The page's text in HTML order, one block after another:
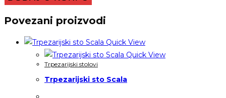
Povezani proizvodi
Quick View
Quick View
Trpezarijski stolovi
Trpezarijski sto Scala